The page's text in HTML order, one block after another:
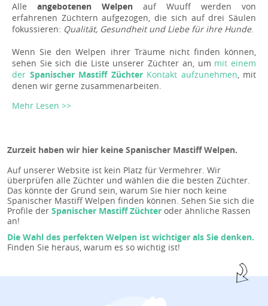
Alle angebotenen Welpen auf Wuuff werden von
erfahrenen Züchtern aufgezogen, die sich auf drei Säulen
fokussieren: Qualität, Gesundheit und Liebe für ihre Hunde.
Wenn Sie den Welpen ihrer Träume nicht finden können,
sehen Sie sich die Liste unserer Züchter an, um mit einem
der Spanischer Mastiff ZüchterKontakt aufzunehmen, mit
denen wir gerne zusammenarbeiten.
Mehr Lesen >>
Zurzeit haben wir hier keine Spanischer Mastiff Welpen.
Auf unserer Website ist kein Platz für Vermehrer. Wir
überprüfen alle Züchter und wählen die die besten Züchter.
Das könnte der Grund sein, warum Sie hier noch keine
Spanischer Mastiff Welpen finden können. Sehen Sie sich die
Profile der Spanischer Mastiff Züchter oder ähnliche Rassen
an!
Die Wahl des perfekten Welpen ist wichtiger als Sie denken.
Finden Sie heraus, warum es so wichtig ist!